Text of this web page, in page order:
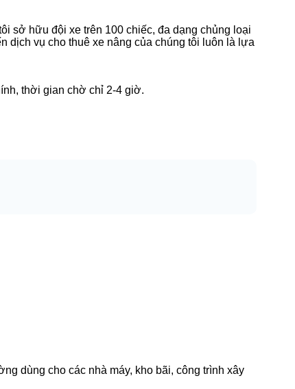
sở hữu đội xe trên 100 chiếc, đa dạng chủng loại
dịch vụ cho thuê xe nâng của chúng tôi luôn là lựa
thời gian chờ chỉ 2-4 giờ.
dùng cho các nhà máy, kho bãi, công trình xây